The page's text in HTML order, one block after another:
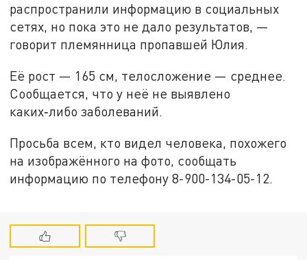
распространили информацию в социальных
сетях, но пока это не дало результатов, —
говорит племянница пропавшей Юлия.
Её рост — 165 см, телосложение — среднее.
Сообщается, что у неё не выявлено
каких‑либо заболеваний.
Просьба всем, кто видел человека, похожего
на изображённого на фото, сообщать
информацию по телефону 8-900-134-05-12.